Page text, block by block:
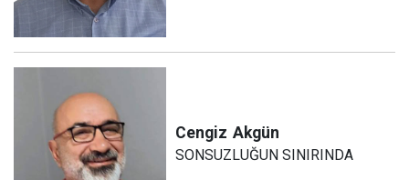
Cengiz Akgün
SONSUZLUĞUN SINIRINDA